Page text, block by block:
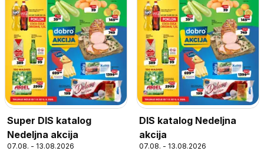
Super DIS katalog
Nedeljna akcija
07.08. - 13.08.2026
DIS katalog Nedeljna
akcija
07.08. - 13.08.2026